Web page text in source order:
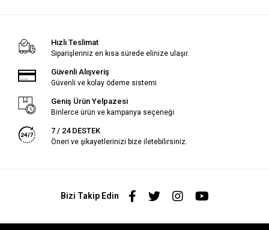
Hızlı Teslimat
Siparişleriniz en kısa sürede elinize ulaşır.
Güvenli Alışveriş
Güvenli ve kolay ödeme sistemi
Geniş Ürün Yelpazesi
Binlerce ürün ve kampanya seçeneği
7 / 24 DESTEK
Öneri ve şikayetlerinizi bize iletebilirsiniz.
Bizi Takip Edin